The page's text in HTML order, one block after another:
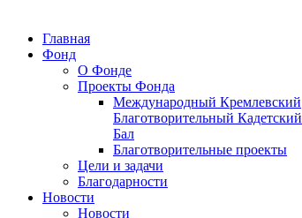
Главная
Фонд
О Фонде
Проекты Фонда
Международный Кремлевский
Благотворительный Кадетский
Бал
Благотворительные проекты
Цели и задачи
Благодарности
Новости
Новости